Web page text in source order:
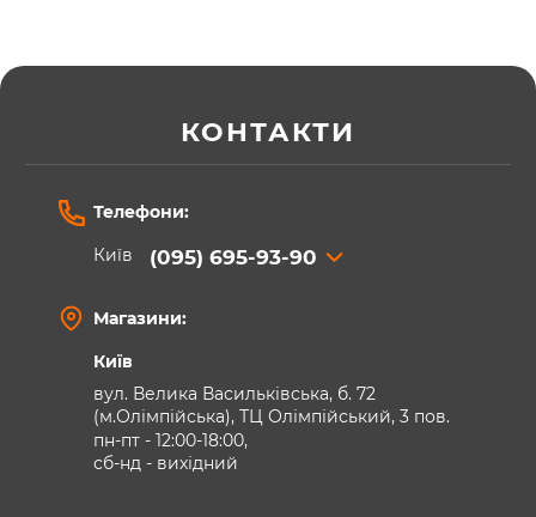
КОНТАКТИ
Телефони:
Київ
(095) 695-93-90
Магазини:
Київ
вул. Велика Васильківська, б. 72
(м.Олімпійська), ТЦ Олімпійський, 3 пов.
пн-пт - 12:00-18:00,
сб-нд - вихідний